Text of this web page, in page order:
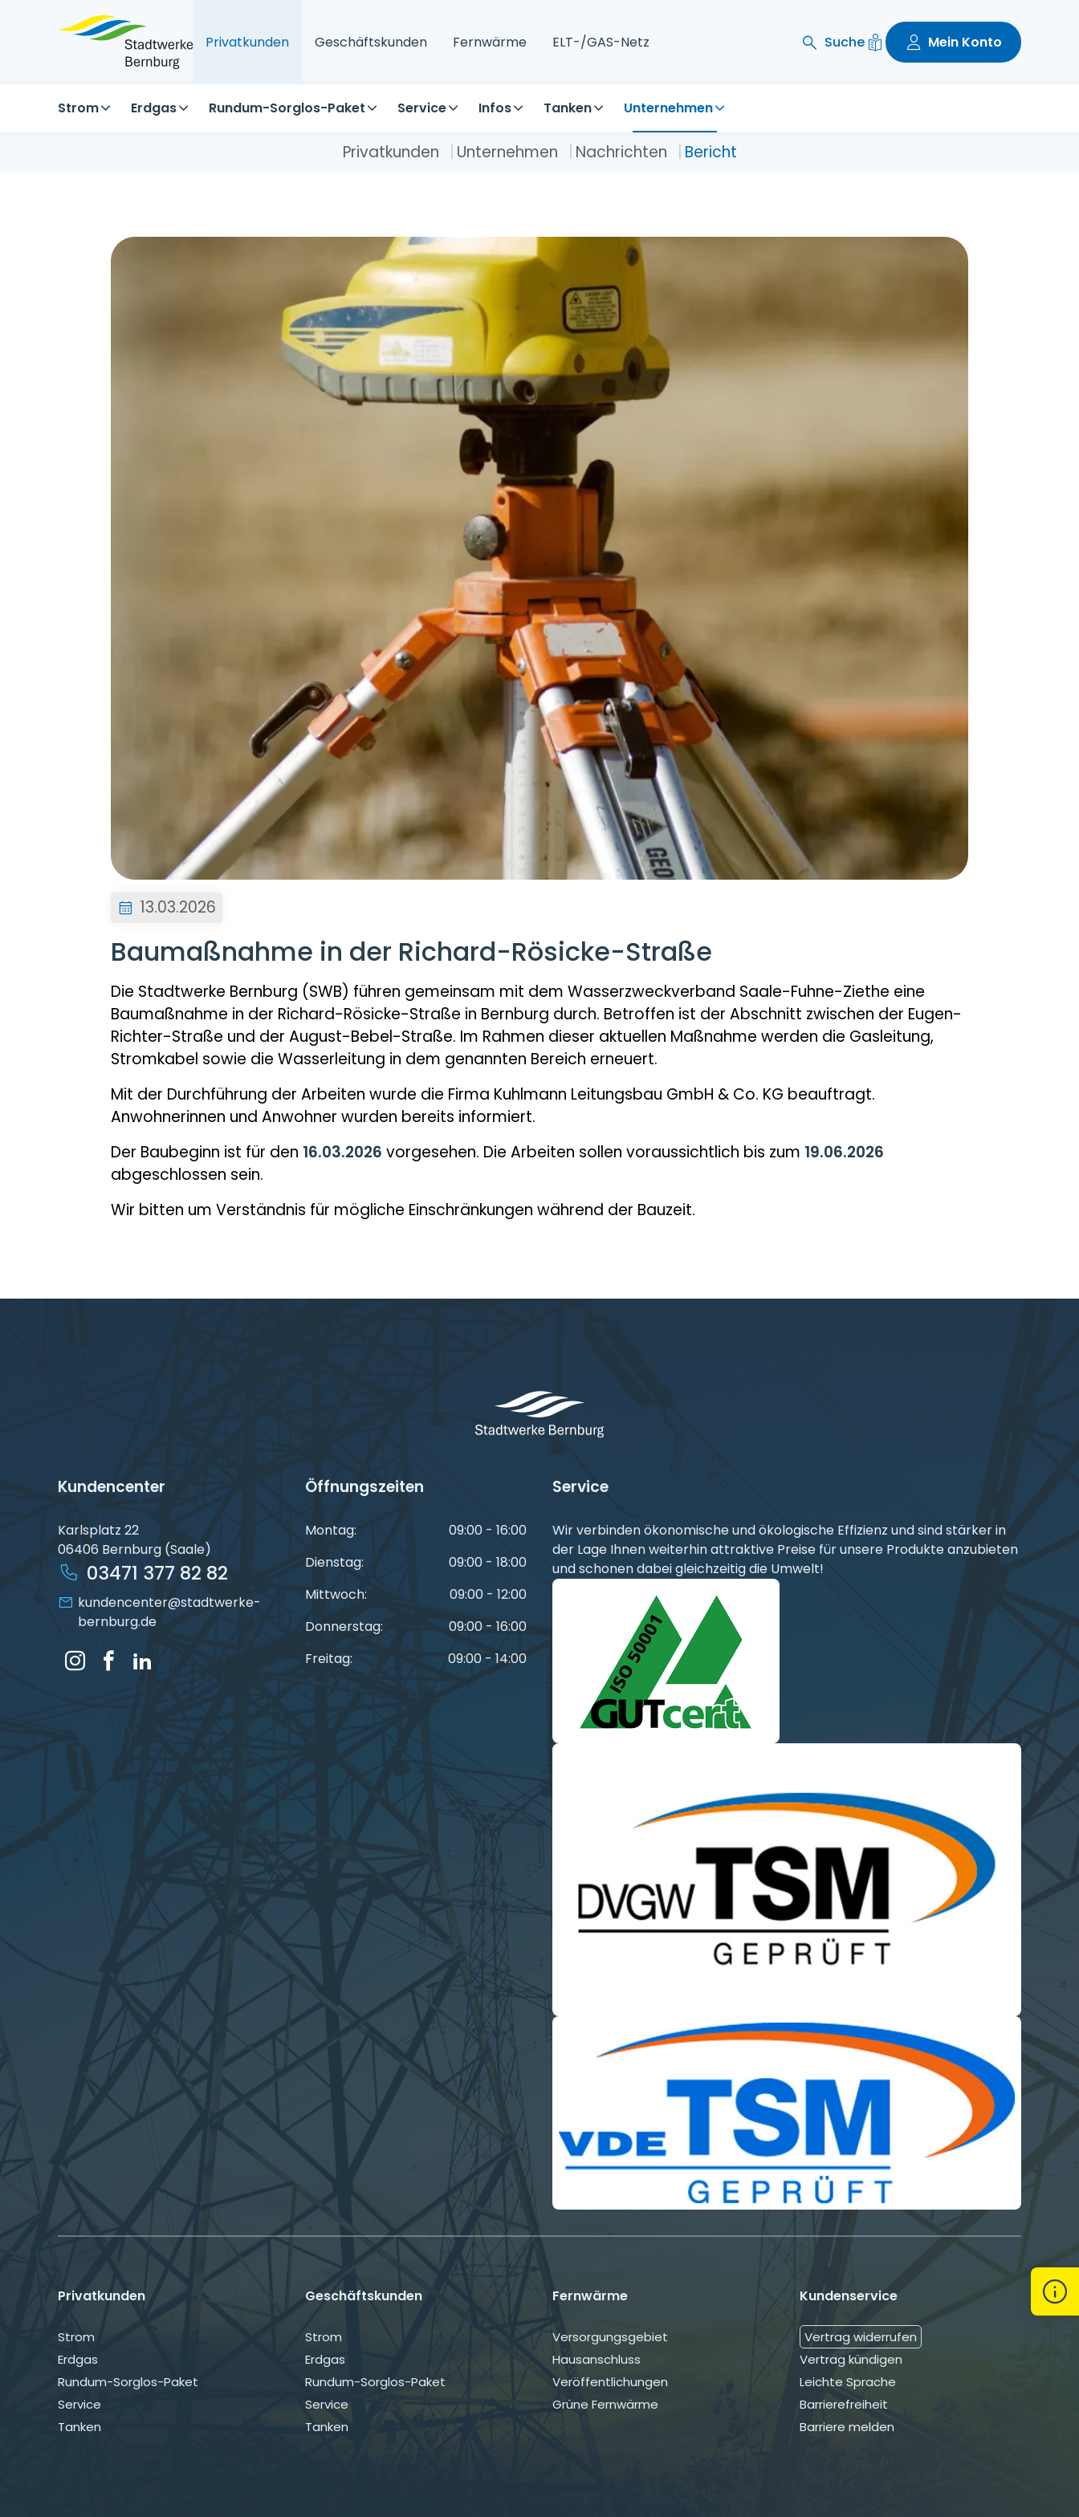
überspringen
Privatkunden Geschäftskunden Fernwärme ELT-/GAS-Netz Suche Mein Konto
Strom Erdgas Rundum-Sorglos-Paket Service Infos Tanken Unternehmen
Privatkunden Unternehmen Nachrichten Bericht
13.03.2026
Baumaßnahme in der Richard-Rösicke-Straße
Die Stadtwerke Bernburg (SWB) führen gemeinsam mit dem Wasserzweckverband Saale-Fuhne-Ziethe eine
Baumaßnahme in der Richard-Rösicke-Straße in Bernburg durch. Betroffen ist der Abschnitt zwischen der Eugen-
Richter-Straße und der August-Bebel-Straße. Im Rahmen dieser aktuellen Maßnahme werden die Gasleitung,
Stromkabel sowie die Wasserleitung in dem genannten Bereich erneuert.
Mit der Durchführung der Arbeiten wurde die Firma Kuhlmann Leitungsbau GmbH & Co. KG beauftragt.
Anwohnerinnen und Anwohner wurden bereits informiert.
Der Baubeginn ist für den 16.03.2026 vorgesehen. Die Arbeiten sollen voraussichtlich bis zum 19.06.2026
abgeschlossen sein.
Wir bitten um Verständnis für mögliche Einschränkungen während der Bauzeit.
Kundencenter
Karlsplatz 22
06406 Bernburg (Saale)
03471 377 82 82
kundencenter@stadtwerke-
bernburg.de
Öffnungszeiten
Montag:
09:00 - 16:00
Dienstag:
09:00 - 18:00
Mittwoch:
09:00 - 12:00
Donnerstag:
09:00 - 16:00
Freitag:
09:00 - 14:00
Service
Wir verbinden ökonomische und ökologische Effizienz und sind stärker in
der Lage Ihnen weiterhin attraktive Preise für unsere Produkte anzubieten
und schonen dabei gleichzeitig die Umwelt!
Privatkunden
Navigation
überspringen
Strom
Erdgas
Rundum-Sorglos-Paket
Service
Tanken
Geschäftskunden
Navigation
überspringen
Strom
Erdgas
Rundum-Sorglos-Paket
Service
Tanken
Fernwärme
Navigation
überspringen
Versorgungsgebiet
Hausanschluss
Veröffentlichungen
Grüne Fernwärme
Kundenservice
Navigation
überspringen
Vertrag widerrufen
Vertrag kündigen
Leichte Sprache
Barrierefreiheit
Barriere melden